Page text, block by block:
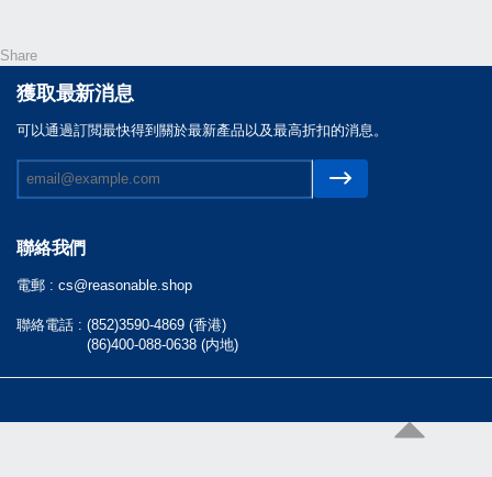
Share
獲取最新消息
可以通過訂閲最快得到關於最新產品以及最高折扣的消息。
聯絡我們
電郵 : cs@reasonable.shop
聯絡電話 : (852)3590-4869 (香港)
(86)400-088-0638 (内地)